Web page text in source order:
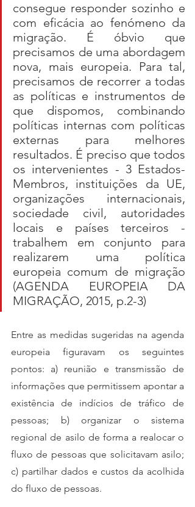
consegue responder sozinho e
com eficácia ao fenómeno da
migração. É óbvio que
precisamos de uma abordagem
nova, mais europeia. Para tal,
precisamos de recorrer a todas
as políticas e instrumentos de
que dispomos, combinando
políticas internas com políticas
externas para melhores
resultados. É preciso que todos
os intervenientes - 3 Estados-
Membros, instituições da UE,
organizações internacionais,
sociedade civil, autoridades
locais e países terceiros -
trabalhem em conjunto para
realizarem uma política
europeia comum de migração
(AGENDA EUROPEIA DA
MIGRAÇÃO, 2015, p.2-3)
Entre as medidas sugeridas na agenda
europeia figuravam os seguintes
pontos: a) reunião e transmissão de
informações que permitissem apontar a
existência de indícios de tráfico de
pessoas; b) organizar o sistema
regional de asilo de forma a realocar o
fluxo de pessoas que solicitavam asilo;
c) partilhar dados e custos da acolhida
do fluxo de pessoas.